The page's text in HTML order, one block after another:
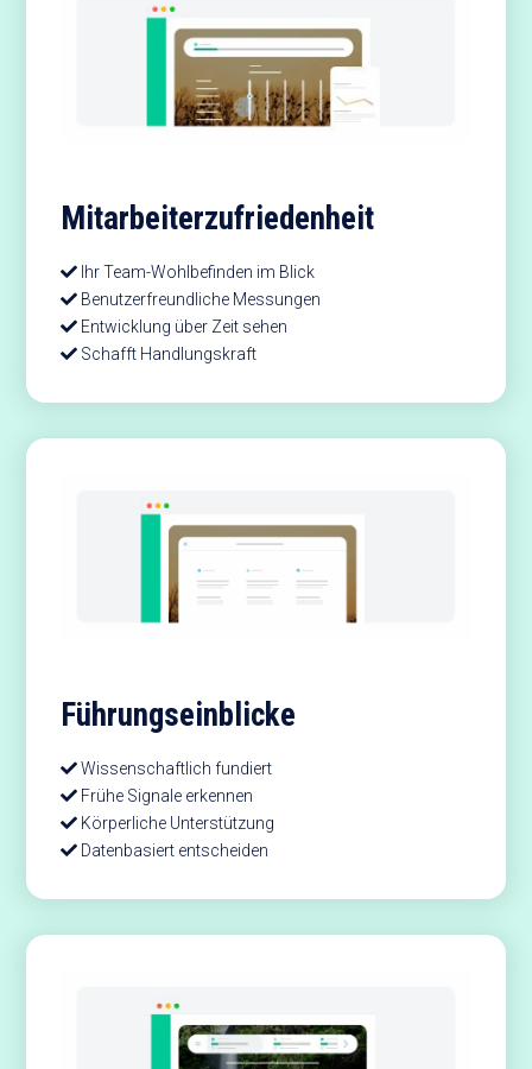
Mitarbeiterzufriedenheit
Ihr Team-Wohlbefinden im Blick
Benutzerfreundliche Messungen
Entwicklung über Zeit sehen
Schafft Handlungskraft
Führungs­einblicke
Wissenschaftlich fundiert
Frühe Signale erkennen
Körperliche Unterstützung
Datenbasiert entscheiden